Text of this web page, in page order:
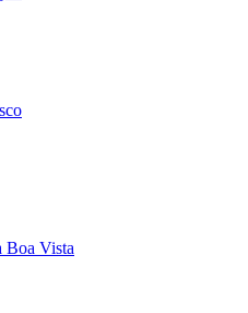
Boa Vista